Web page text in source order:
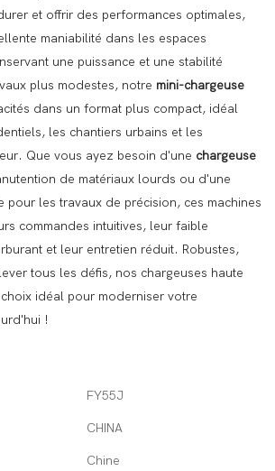
et offrir des performances optimales,
maniabilité dans les espaces
une puissance et une stabilité
plus modestes, notre mini-chargeuse
dans un format plus compact, idéal
les chantiers urbains et les
Que vous ayez besoin d'une chargeuse
de matériaux lourds ou d'une
pour les travaux de précision, ces machines
commandes intuitives, leur faible
et leur entretien réduit. Robustes,
tous les défis, nos chargeuses haute
idéal pour moderniser votre
!
FY55J
CHINA
Chine